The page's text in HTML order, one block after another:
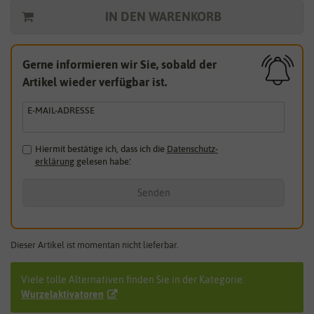
IN DEN WARENKORB
Gerne informieren wir Sie, sobald der
Artikel wieder verfügbar ist.
E-MAIL-ADRESSE
Hiermit bestätige ich, dass ich die Daten­schutz­
erklärunggelesen habe.*
Senden
Dieser Artikel ist momentan nicht lieferbar.
Viele tolle Alternativen finden Sie in der Kategorie:
Wurzelaktivatoren